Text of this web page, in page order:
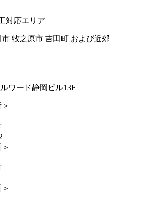
対応エリア
牧之原市 吉田町 および近郊
ワード静岡ビル13F